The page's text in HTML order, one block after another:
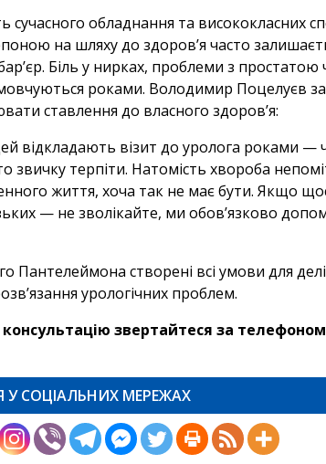
сучасного обладнання та висококласних
на шляху до здоров’я часто
Біль у нирках, проблеми з простатою
роками. Володимир Поцелуєв
ставлення до власного здоров’я:
відкладають візит до уролога роками —
звичку терпіти. Натомість хвороба
життя, хоча так не має бути. Якщо
— не зволікайте, ми обов’язково
Пантелеймона створені всі умови для
урологічних проблем.
звертайтеся за
У СОЦІАЛЬНИХ МЕРЕЖАХ